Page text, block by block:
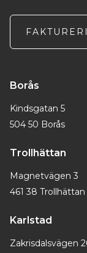
Borås
Kindsgatan 5
504 50 Borås
Trollhättan
Magnetvägen 3
461 38 Trollhättan
Karlstad
Zakrisdalsvägen